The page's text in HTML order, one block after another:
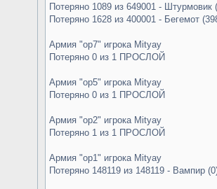
Потеряно 1089 из 649001 - Штурмовик
Потеряно 1628 из 400001 - Бегемот
Армия "op7" игрока Mityay
Потеряно 0 из 1 ПРОСЛОЙ
Армия "op5" игрока Mityay
Потеряно 0 из 1 ПРОСЛОЙ
Армия "op2" игрока Mityay
Потеряно 1 из 1 ПРОСЛОЙ
Армия "op1" игрока Mityay
Потеряно 148119 из 148119 - Вампир